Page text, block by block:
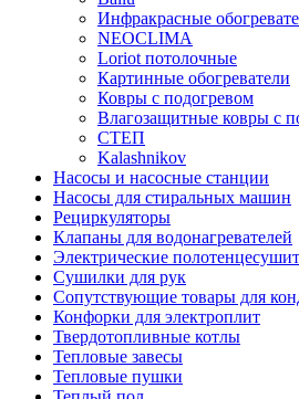
Инфракрасные
NEOCLIMA
Loriot потолочные
Картинные обогреватели
Ковры с подогревом
Влагозащитные ковры с
СТЕП
Kalashnikov
Насосы и насосные станции
Насосы для стиральных машин
Рециркуляторы
Клапаны для водонагревателей
Электрические
Сушилки для рук
Сопутствующие товары для
Конфорки для электроплит
Твердотопливные котлы
Тепловые завесы
Тепловые пушки